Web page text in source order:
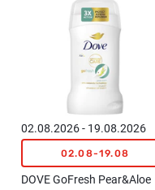
02.08.2026 - 19.08.2026
02.08-19.08
DOVE GoFresh Pear&Aloe